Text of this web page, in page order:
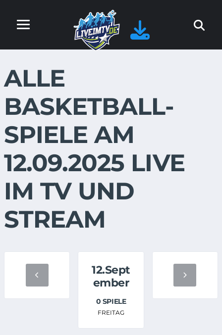
ALLE
BASKETBALL-
SPIELE AM
12.09.2025 LIVE
IM TV UND
STREAM
12.Sept
ember
0 SPIELE
FREITAG